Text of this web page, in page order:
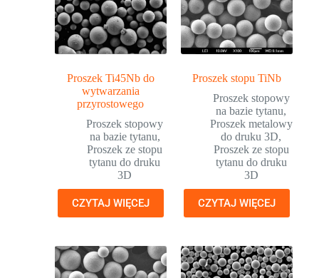
Proszek Ti45Nb do
wytwarzania
przyrostowego
Proszek stopowy
na bazie tytanu,
Proszek ze stopu
tytanu do druku
3D
CZYTAJ WIĘCEJ
Proszek stopu TiNb
Proszek stopowy
na bazie tytanu,
Proszek metalowy
do druku 3D,
Proszek ze stopu
tytanu do druku
3D
CZYTAJ WIĘCEJ